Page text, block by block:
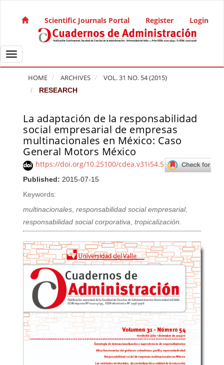
Main Navigation
Main Content
Sidebar
Scientific Journals Portal Register Login
Toggle navigation
HOME ARCHIVES VOL. 31 NO. 54 (2015)
RESEARCH
La adaptación de la responsabilidad
social empresarial de empresas
multinacionales en México: Caso
General Motors México
https://doi.org/10.25100/cdea.v31i54.5
Published: 2015-07-15
Keywords:
multinacionales,responsabilidad social empresarial,
responsabilidad social corporativa,tropicalización.
Article Sidebar